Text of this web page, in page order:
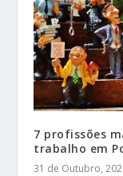
7 profissões
trabalho em
31 de Outubro,